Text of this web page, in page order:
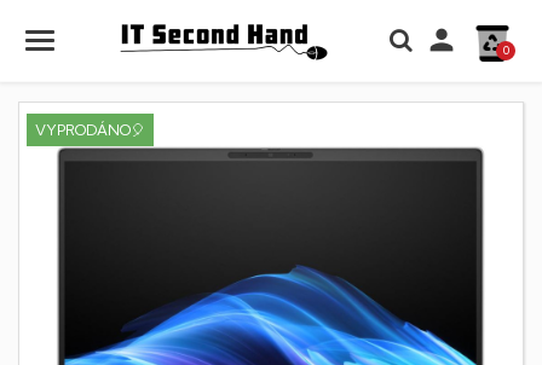
 0
VYPRODÁNO🎈